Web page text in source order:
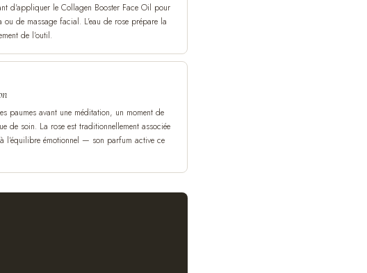
d'appliquer le Collagen Booster Face Oil pour
ou de massage facial. L'eau de rose prépare la
de l'outil.
paumes avant une méditation, un moment de
de soin. La rose est traditionnellement associée
l'équilibre émotionnel — son parfum active ce